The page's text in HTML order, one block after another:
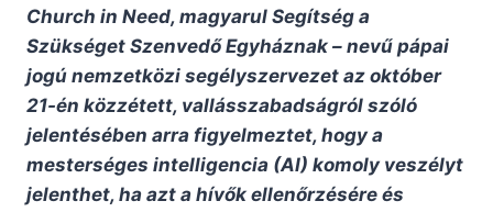
Church in Need, magyarul Segítség a
Szükséget Szenvedő Egyháznak – nevű pápai
jogú nemzetközi segélyszervezet az október
21-én közzétett, vallásszabadságról szóló
jelentésében arra figyelmeztet, hogy a
mesterséges intelligencia (AI) komoly veszélyt
jelenthet, ha azt a hívők ellenőrzésére és